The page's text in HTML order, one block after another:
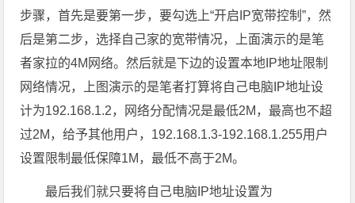
步骤，首先是要第一步，要勾选上“开启IP宽带控制”，然
后是第二步，选择自己家的宽带情况，上面演示的是笔
者家拉的4M网络。然后就是下边的设置本地IP地址限制
网络情况，上图演示的是笔者打算将自己电脑IP地址设
计为192.168.1.2，网络分配情况是最低2M，最高也不超
过2M，给予其他用户，192.168.1.3-192.168.1.255用户
设置限制最低保障1M，最低不高于2M。
最后我们就只要将自己电脑IP地址设置为